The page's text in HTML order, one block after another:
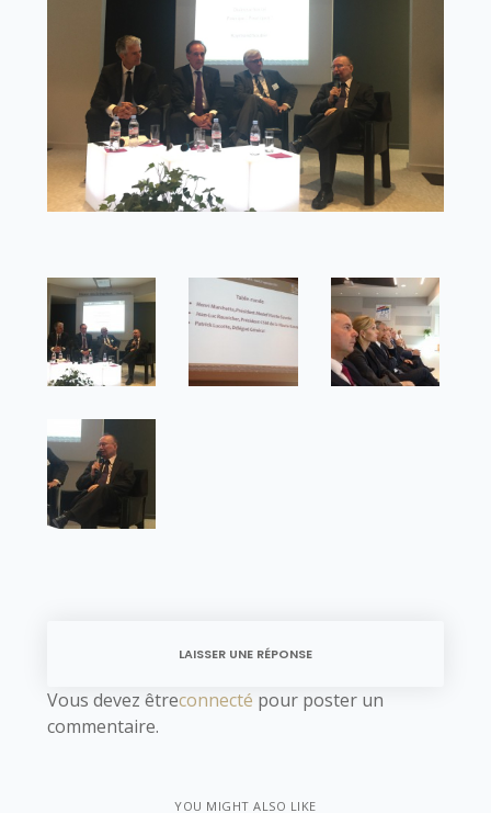
LAISSER UNE RÉPONSE
Vous devez êtreconnecté pour poster un
commentaire.
YOU MIGHT ALSO LIKE